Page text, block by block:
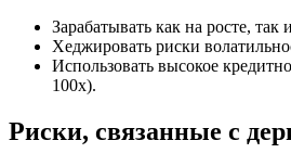
Зарабатывать как на росте, так
Хеджировать риски
Использовать высокое
100x).
Риски, связанные с